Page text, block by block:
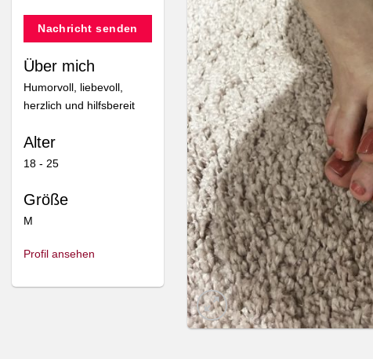
Nachricht senden
Über mich
Humorvoll, liebevoll,
herzlich und hilfsbereit
Alter
18 - 25
Größe
M
Profil ansehen